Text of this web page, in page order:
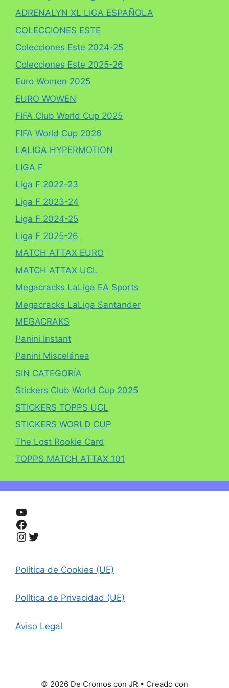
ADRENALYN XL LIGA ESPAÑOLA
COLECCIONES ESTE
Colecciones Este 2024-25
Colecciones Este 2025-26
Euro Women 2025
EURO WOWEN
FIFA Club World Cup 2025
FIFA World Cup 2026
LALIGA HYPERMOTION
LIGA F
Liga F 2022-23
Liga F 2023-24
Liga F 2024-25
Liga F 2025-26
MATCH ATTAX EURO
MATCH ATTAX UCL
Megacracks LaLiga EA Sports
Megacracks LaLiga Santander
MEGACRAKS
Panini Instant
Panini Miscelánea
SIN CATEGORÍA
Stickers Club World Cup 2025
STICKERS TOPPS UCL
STICKERS WORLD CUP
The Lost Rookie Card
TOPPS MATCH ATTAX 101
YouTube
Facebook
Instagram
Twitter
Política de Cookies (UE)
Política de Privacidad (UE)
Aviso Legal
© 2026 De Cromos con JR • Creado con